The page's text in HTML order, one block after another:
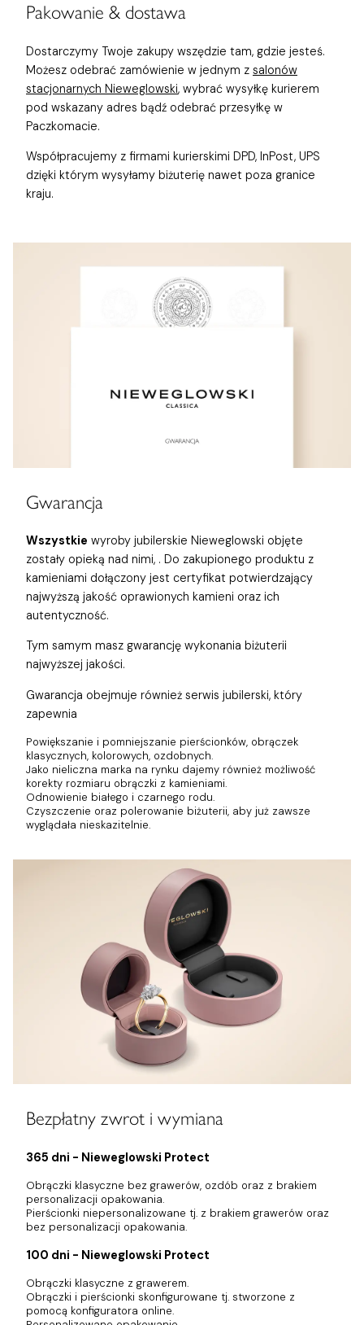
Pakowanie & dostawa
Dostarczymy Twoje zakupy wszędzie tam, gdzie jesteś.
Możesz odebrać zamówienie w jednym z salonów
stacjonarnych Nieweglowski, wybrać wysyłkę kurierem
pod wskazany adres bądź odebrać przesyłkę w
Paczkomacie.
Współpracujemy z firmami kurierskimi DPD, InPost, UPS
dzięki którym wysyłamy biżuterię nawet poza granice
kraju.
Gwarancja
Wszystkie wyroby jubilerskie Nieweglowski objęte
zostały opieką nad nimi, . Do zakupionego produktu z
kamieniami dołączony jest certyfikat potwierdzający
najwyższą jakość oprawionych kamieni oraz ich
autentyczność.
Tym samym masz gwarancję wykonania biżuterii
najwyższej jakości.
Gwarancja obejmuje również serwis jubilerski, który
zapewnia
Powiększanie i pomniejszanie pierścionków, obrączek
klasycznych, kolorowych, ozdobnych.
Jako nieliczna marka na rynku dajemy również możliwość
korekty rozmiaru obrączki z kamieniami.
Odnowienie białego i czarnego rodu.
Czyszczenie oraz polerowanie biżuterii, aby już zawsze
wyglądała nieskazitelnie.
Bezpłatny zwrot i wymiana
365 dni - Nieweglowski Protect
Obrączki klasyczne bez grawerów, ozdób oraz z brakiem
personalizacji opakowania.
Pierścionki niepersonalizowane tj. z brakiem grawerów oraz
bez personalizacji opakowania.
100 dni - Nieweglowski Protect
Obrączki klasyczne z grawerem.
Obrączki i pierścionki skonfigurowane tj. stworzone z
pomocą konfiguratora online.